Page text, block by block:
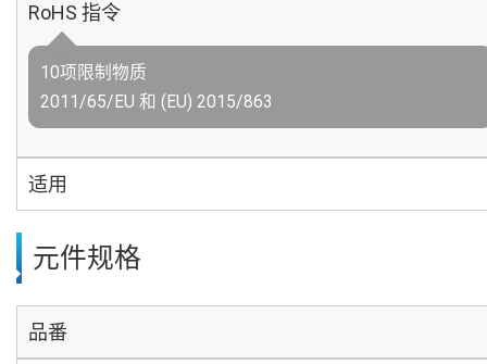
RoHS 指令
10项限制物质
2011/65/EU 和 (EU) 2015/863
适用
元件规格
品番